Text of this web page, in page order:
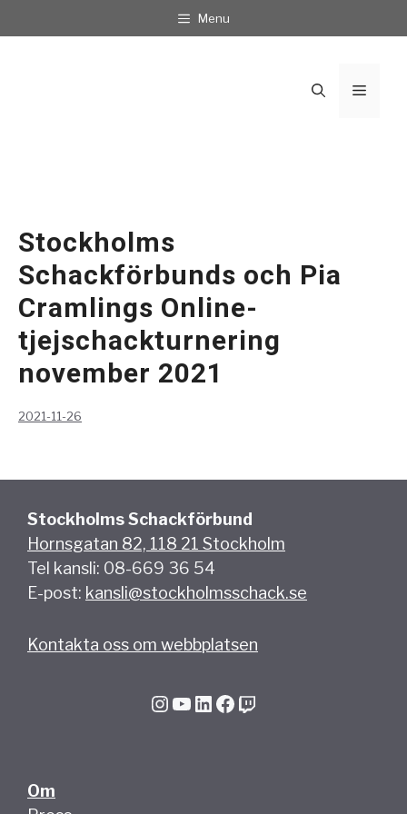
till
Menu
Meny
Stockholms
Schackförbunds och Pia
Cramlings Online-
tjejschackturnering
november 2021
2021-11-26
Stockholms Schackförbund
Hornsgatan 82, 118 21 Stockholm
Tel kansli: 08-669 36 54
E-post: kansli@stockholmsschack.se
Kontakta oss om webbplatsen
InstagramYouTube LinkedIn Facebook Twitch
Om